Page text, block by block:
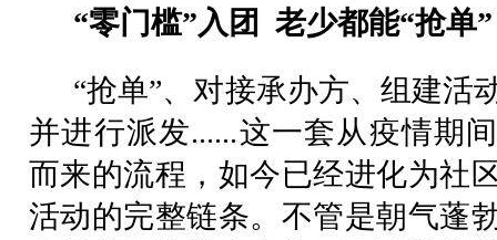
“零门槛”入团 老少都能“抢单”
“抢单”、对接承办方、组建活
并进行派发......这一套从疫情期
而来的流程，如今已经进化为社
活动的完整链条。不管是朝气蓬